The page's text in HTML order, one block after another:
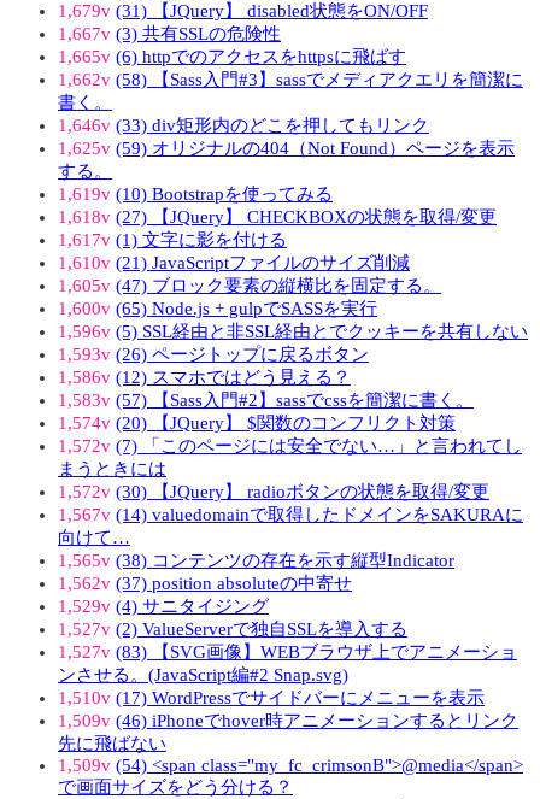
1,679v (31) 【JQuery】 disabled状態をON/OFF
1,667v (3) 共有SSLの危険性
1,665v (6) httpでのアクセスをhttpsに飛ばす
1,662v (58) 【Sass入門#3】sassでメディアクエリを簡潔に
書く。
1,646v (33) div矩形内のどこを押してもリンク
1,625v (59) オリジナルの404（Not Found）ページを表示
する。
1,619v (10) Bootstrapを使ってみる
1,618v (27) 【JQuery】 CHECKBOXの状態を取得/変更
1,617v (1) 文字に影を付ける
1,610v (21) JavaScriptファイルのサイズ削減
1,605v (47) ブロック要素の縦横比を固定する。
1,600v (65) Node.js + gulpでSASSを実行
1,596v (5) SSL経由と非SSL経由とでクッキーを共有しない
1,593v (26) ページトップに戻るボタン
1,586v (12) スマホではどう見える？
1,583v (57) 【Sass入門#2】sassでcssを簡潔に書く。
1,574v (20) 【JQuery】 $関数のコンフリクト対策
1,572v (7) 「このページには安全でない…」と言われてし
まうときには
1,572v (30) 【JQuery】 radioボタンの状態を取得/変更
1,567v (14) valuedomainで取得したドメインをSAKURAに
向けて…
1,565v (38) コンテンツの存在を示す縦型Indicator
1,562v (37) position absoluteの中寄せ
1,529v (4) サニタイジング
1,527v (2) ValueServerで独自SSLを導入する
1,527v (83) 【SVG画像】WEBブラウザ上でアニメーショ
ンさせる。(JavaScript編#2 Snap.svg)
1,510v (17) WordPressでサイドバーにメニューを表示
1,509v (46) iPhoneでhover時アニメーションするとリンク
先に飛ばない
1,509v (54) <span class="my_fc_crimsonB">@media</span>
で画面サイズをどう分ける？